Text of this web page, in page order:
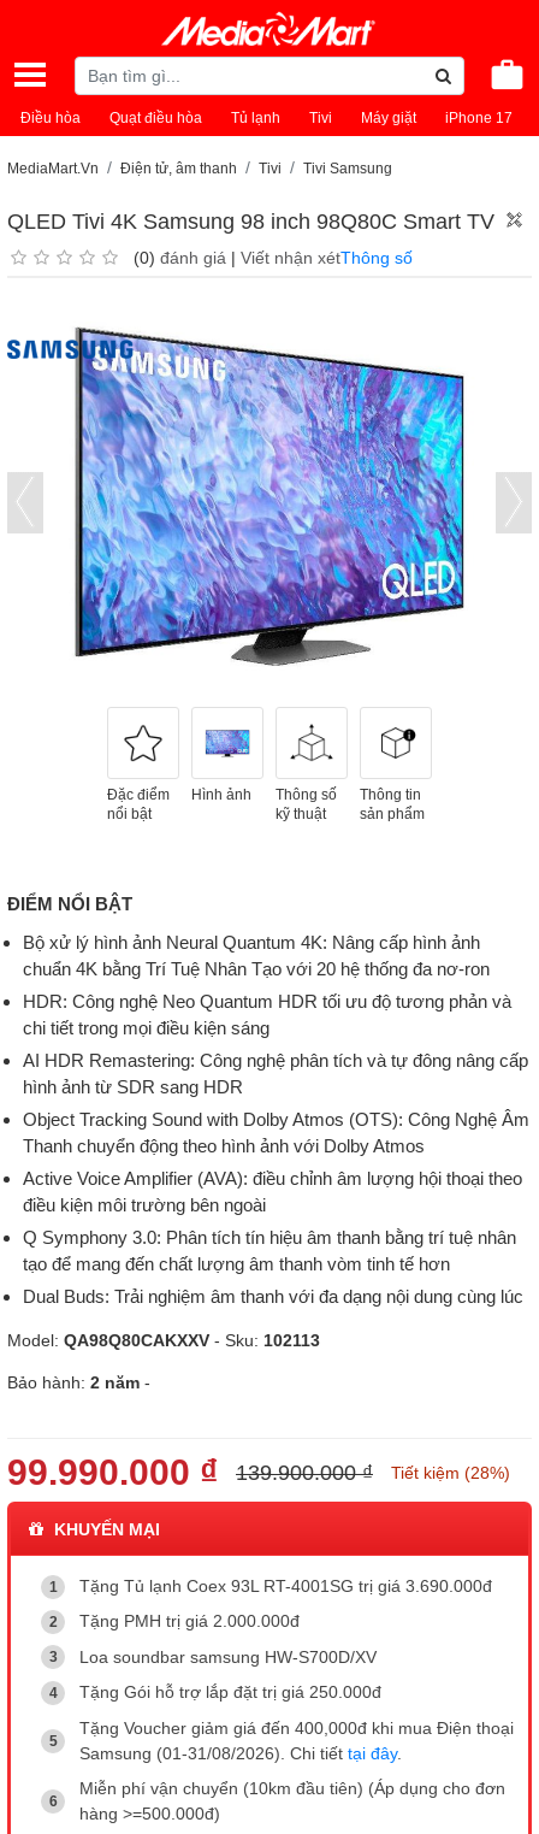
Điều hòa Quạt điều hòa Tủ lạnh Tivi Máy giặt iPhone 17
MediaMart.Vn Điện tử, âm thanh Tivi Tivi Samsung
QLED Tivi 4K Samsung 98 inch 98Q80C Smart TV
(0) đánh giá | Viết nhận xétThông số
Đặc điểm
nổi bật
Hình ảnh
Thông số
kỹ thuật
Thông tin
sản phẩm
ĐIỂM NỔI BẬT
Bộ xử lý hình ảnh Neural Quantum 4K: Nâng cấp hình ảnh
chuẩn 4K bằng Trí Tuệ Nhân Tạo với 20 hệ thống đa nơ-ron
HDR: Công nghệ Neo Quantum HDR tối ưu độ tương phản và
chi tiết trong mọi điều kiện sáng
AI HDR Remastering: Công nghệ phân tích và tự đông nâng cấp
hình ảnh từ SDR sang HDR
Object Tracking Sound with Dolby Atmos (OTS): Công Nghệ Âm
Thanh chuyển động theo hình ảnh với Dolby Atmos
Active Voice Amplifier (AVA): điều chỉnh âm lượng hội thoại theo
điều kiện môi trường bên ngoài
Q Symphony 3.0: Phân tích tín hiệu âm thanh bằng trí tuệ nhân
tạo để mang đến chất lượng âm thanh vòm tinh tế hơn
Dual Buds: Trải nghiệm âm thanh với đa dạng nội dung cùng lúc
Model: QA98Q80CAKXXV - Sku: 102113
Bảo hành: 2 năm -
99.990.000 ₫ 139.900.000 ₫ Tiết kiệm (28%)
KHUYẾN MẠI
Tặng Tủ lạnh Coex 93L RT-4001SG trị giá 3.690.000đ
Tặng PMH trị giá 2.000.000đ
Loa soundbar samsung HW-S700D/XV
Tặng Gói hỗ trợ lắp đặt trị giá 250.000đ
Tặng Voucher giảm giá đến 400,000đ khi mua Điện thoại
Samsung (01-31/08/2026). Chi tiết tại đây.
Miễn phí vận chuyển (10km đầu tiên) (Áp dụng cho đơn
hàng >=500.000đ)